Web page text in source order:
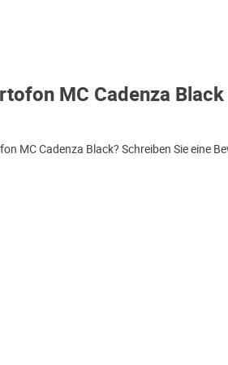
MC Cadenza Black
MC Cadenza Black? Schreiben Sie eine